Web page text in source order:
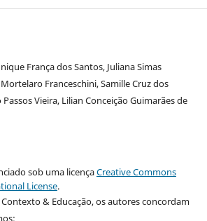
França dos Santos, Juliana Simas
Franceschini, Samille Cruz dos
Vieira, Lilian Conceição Guimarães de
sob uma licençaCreative Commons
License.
& Educação, os autores concordam